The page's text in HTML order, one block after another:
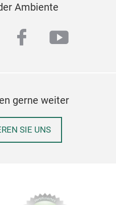
Ambiente
facebook
gerne weiter
SIE UNS